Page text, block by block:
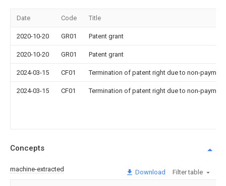
Date Code Title
2020-10-20 GR01 Patent grant
2020-10-20 GR01 Patent grant
2024-03-15 CF01 Termination of patent right due to non-
2024-03-15 CF01 Termination of patent right due to non-
Concepts
machine-extracted Download Filter table